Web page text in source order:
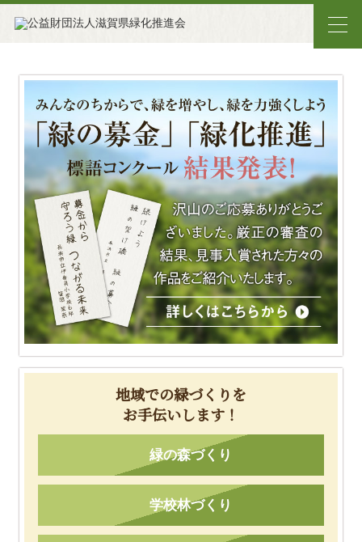
地域での緑づくりを
お手伝いします！
緑の森づくり
学校林づくり